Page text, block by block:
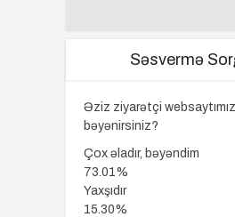
Səsvermə
Əziz ziyarətçi
bəyənirsiniz?
Çox əladır, bəyəndim
73.01%
Yaxşıdır
15.30%